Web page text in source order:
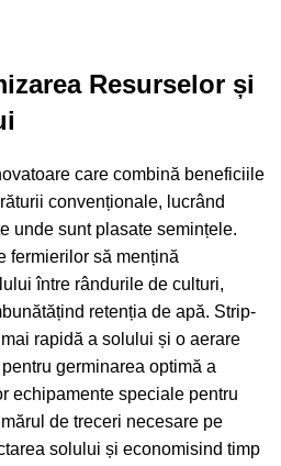
Resurselor și
care combină beneficiile
convenționale, lucrând
unde sunt plasate semințele.
fermierilor să mențină
între rândurile de culturi,
retenția de apă. Strip-
rapidă a solului și o aerare
germinarea optimă a
echipamente speciale pentru
de treceri necesare pe
solului și economisind timp